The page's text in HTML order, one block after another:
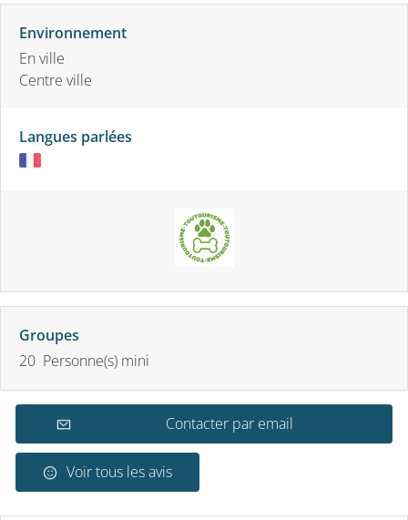
Environnement
En ville
Centre ville
Langues parlées
Groupes
20 Personne(s) mini
Contacter par email
Voir tous les avis